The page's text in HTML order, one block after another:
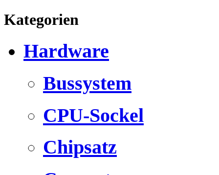
Kategorien
Hardware
Bussystem
CPU-Sockel
Chipsatz